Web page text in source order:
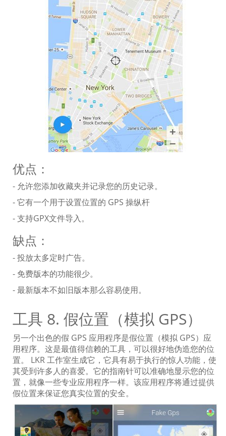
优点：
- 允许您添加收藏夹并记录您的历史记录。
- 它有一个用于设置位置的 GPS 操纵杆
- 支持GPX文件导入。
缺点：
- 投放太多定时广告。
- 免费版本的功能很少。
- 最新版本不如旧版本那么容易使用。
工具 8. 假位置（模拟 GPS）
另一个出色的假 GPS 应用程序是假位置（模拟 GPS）应
用程序。这是最值得信赖的工具，可以很好地伪造您的位
置。 LKR 工作室生成它，它具有易于执行的惊人功能，使
其受到许多人的喜爱。它的指南针可以准确地显示您的位
置，就像一些专业应用程序一样。该应用程序将通过提供
假位置来保证您真实位置的安全。